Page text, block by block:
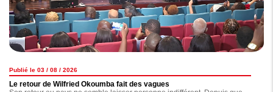
Publié le 03 / 08 / 2026
Le retour de Wilfried Okoumba fait des vagues